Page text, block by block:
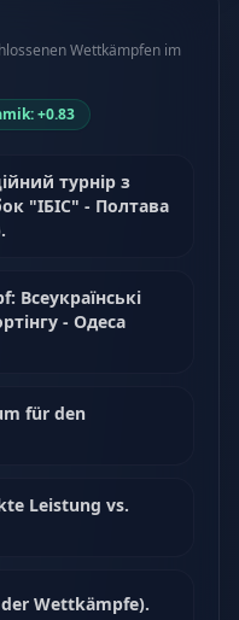
Wettkämpfen im
+0.83
турнір з
"ІБІС" - Полтава
Всеукраїнські
- Одеса
für den
Leistung vs.
Wettkämpfe).